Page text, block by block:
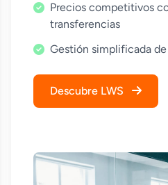
Precios competitivos
transferencias
Gestión simplificada
Descubre LWS